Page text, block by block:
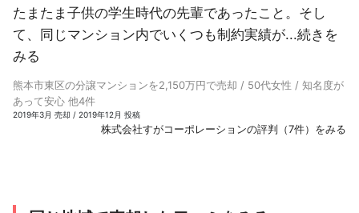
たまたま子供の学生時代の先輩であったこと。そし
て、同じマンション内でいくつも制約実績が...続きを
みる
熊本市東区の分譲マンションを2,150万円で売却 / 50代女性 / 知名度が
あって安心 他4件
2019年3月 売却 / 2019年12月 投稿
株式会社すがコーポレーションの評判（7件）をみる